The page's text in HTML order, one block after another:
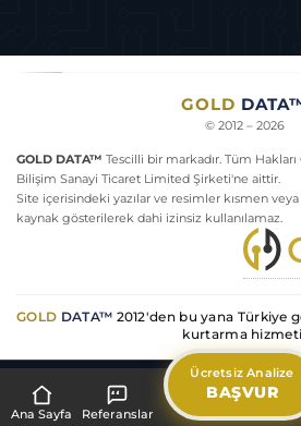
Harici Disk Neden Açılmıyor
GOLD
© 2012 – 2026
GOLD DATA™ Tescilli bir markadır. Tüm
Bilişim Sanayi Ticaret Limited Şirketi'ne aittir.
Site içerisindeki yazılar ve resimler kısmen
kaynak gösterilerek dahi izinsiz kullanılamaz.
GOLD DATA™ 2012'den bu yana Türkiye
kurtarma
Pzt–Cum 09:00–18:00 · Cmt 09:00–14:00
Gizlilik·Sözleşme
Ana Sayfa Referanslar
Ücretsiz Analize
BAŞVUR